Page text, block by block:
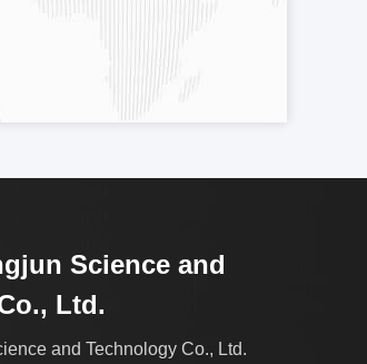
Science and
Ltd.
and Technology Co., Ltd.